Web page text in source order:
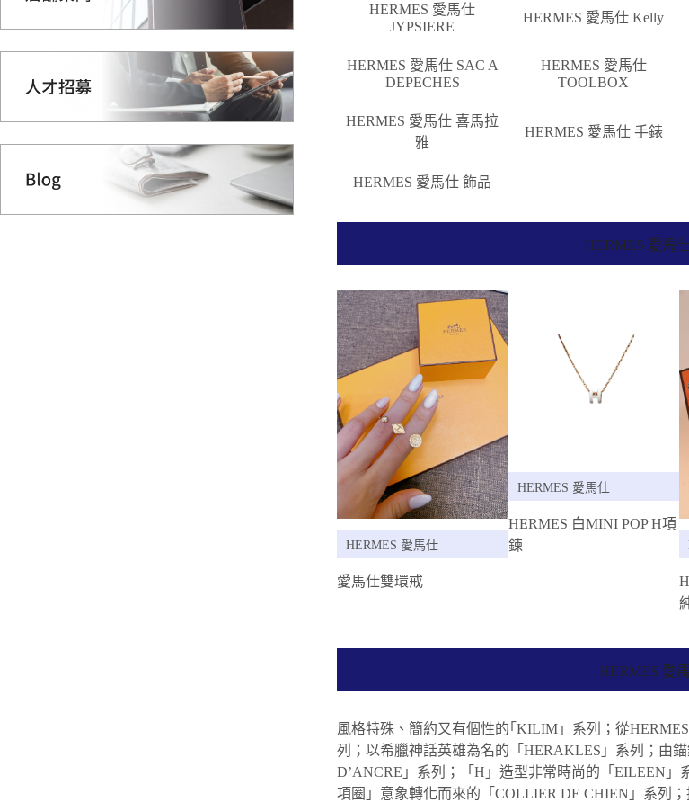
HERMES 愛馬仕
JYPSIERE
HERMES 愛馬仕 Kelly
HERMES 愛馬仕 SAC A
DEPECHES
HERMES 愛馬仕
TOOLBOX
HERMES 愛馬仕 喜馬拉
雅
HERMES 愛馬仕 手錶
HERMES 愛馬仕 飾品
HERMES 愛馬
HERMES 愛馬仕
愛馬仕雙環戒
HERMES 愛馬仕
HERMES 白MINI POP H項
鍊
HERMES 愛
風格特殊、簡約又有個性的｢KILIM」系列；從
列；以希臘神話英雄為名的「HERAKLES」系列；由
D’ANCRE」系列；「H」造型非常時尚的「EILEEN
項圈」意象轉化而來的「COLLIER DE CHIEN」系列